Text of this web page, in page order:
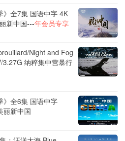
》全7集 国语中字 4K
新中国---年会员专享
Night and Fog
纳粹集中营暴行
》全6集 国语中字
丽新中国